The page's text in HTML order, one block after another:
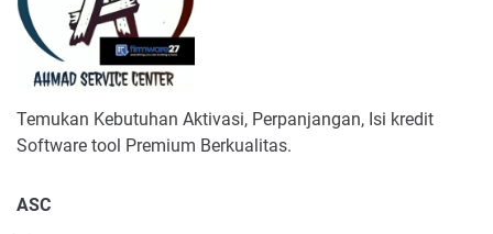
Temukan Kebutuhan Aktivasi, Perpanjangan, Isi kredit
Software tool Premium Berkualitas.
ASC